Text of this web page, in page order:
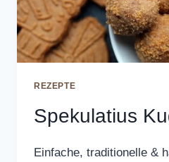
REZEPTE
Spekulatius
Einfache, traditionelle &